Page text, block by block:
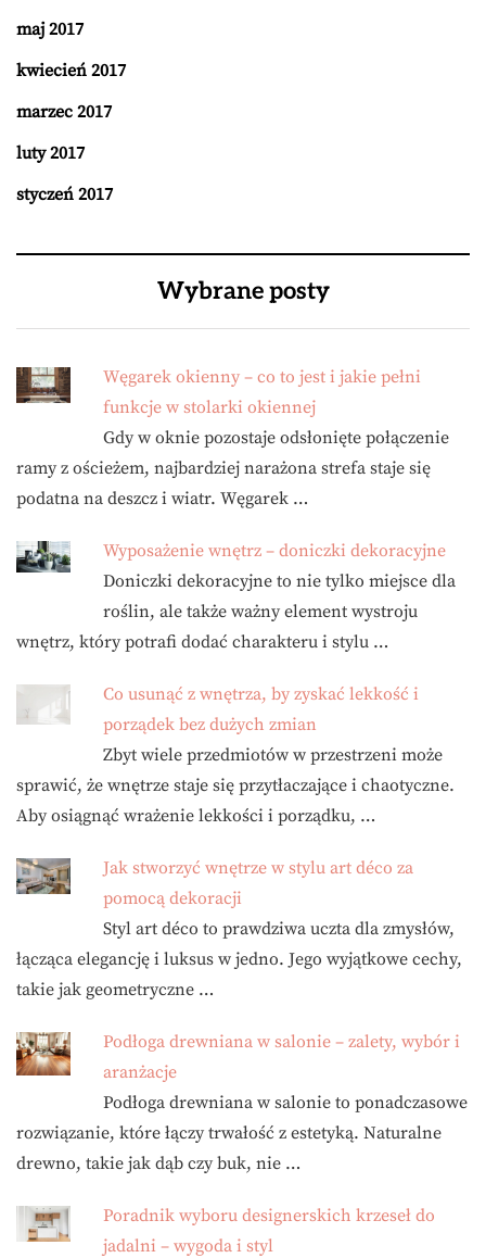
maj 2017
kwiecień 2017
marzec 2017
luty 2017
styczeń 2017
Wybrane posty
Węgarek okienny – co to jest i jakie pełni
funkcje w stolarki okiennej
Gdy w oknie pozostaje odsłonięte połączenie
ramy z ościeżem, najbardziej narażona strefa staje się
podatna na deszcz i wiatr. Węgarek …
Wyposażenie wnętrz – doniczki dekoracyjne
Doniczki dekoracyjne to nie tylko miejsce dla
roślin, ale także ważny element wystroju
wnętrz, który potrafi dodać charakteru i stylu …
Co usunąć z wnętrza, by zyskać lekkość i
porządek bez dużych zmian
Zbyt wiele przedmiotów w przestrzeni może
sprawić, że wnętrze staje się przytłaczające i chaotyczne.
Aby osiągnąć wrażenie lekkości i porządku, …
Jak stworzyć wnętrze w stylu art déco za
pomocą dekoracji
Styl art déco to prawdziwa uczta dla zmysłów,
łącząca elegancję i luksus w jedno. Jego wyjątkowe cechy,
takie jak geometryczne …
Podłoga drewniana w salonie – zalety, wybór i
aranżacje
Podłoga drewniana w salonie to ponadczasowe
rozwiązanie, które łączy trwałość z estetyką. Naturalne
drewno, takie jak dąb czy buk, nie …
Poradnik wyboru designerskich krzeseł do
jadalni – wygoda i styl